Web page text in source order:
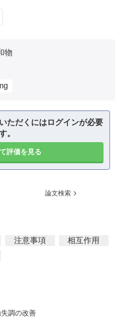
物
ただくにはログインが必要
。
評価を見る
論文検索
注意事項
相互作用
調の改善